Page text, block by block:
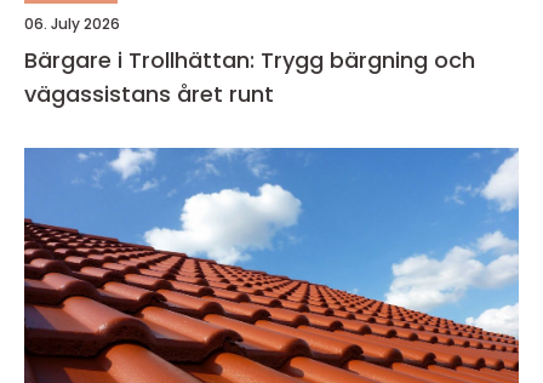
06. July 2026
Bärgare i Trollhättan: Trygg bärgning och
vägassistans året runt